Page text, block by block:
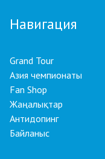
Навигация
Grand Tour
Азия чемпионаты
Fan Shop
Жаңалықтар
Антидопинг
Байланыс